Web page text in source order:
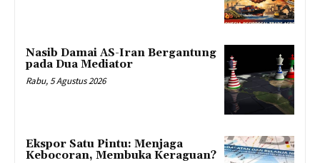
Nasib Damai AS-Iran Bergantung
pada Dua Mediator
Rabu, 5 Agustus 2026
Ekspor Satu Pintu: Menjaga
Kebocoran, Membuka Keraguan?